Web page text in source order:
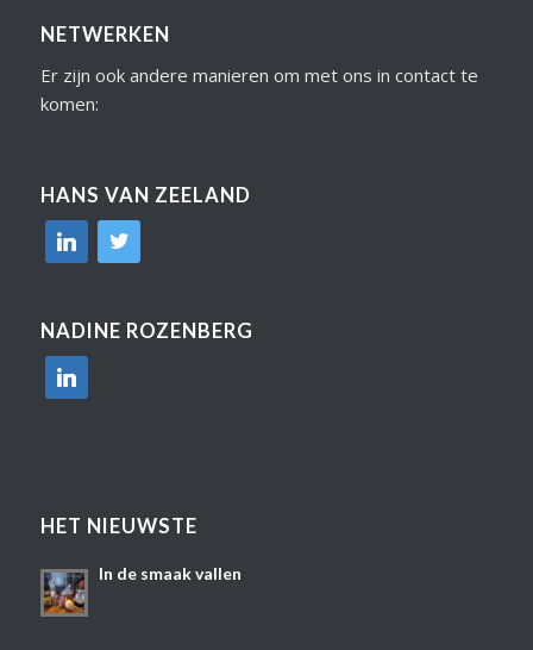
NETWERKEN
Er zijn ook andere manieren om met ons in contact te
komen:
HANS VAN ZEELAND
linkedin
twitter
NADINE ROZENBERG
linkedin
HET NIEUWSTE
In de smaak vallen